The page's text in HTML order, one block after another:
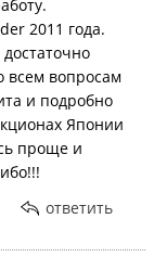
2011 года.
всем вопросам
и подробно
Японии
проще и
ответить